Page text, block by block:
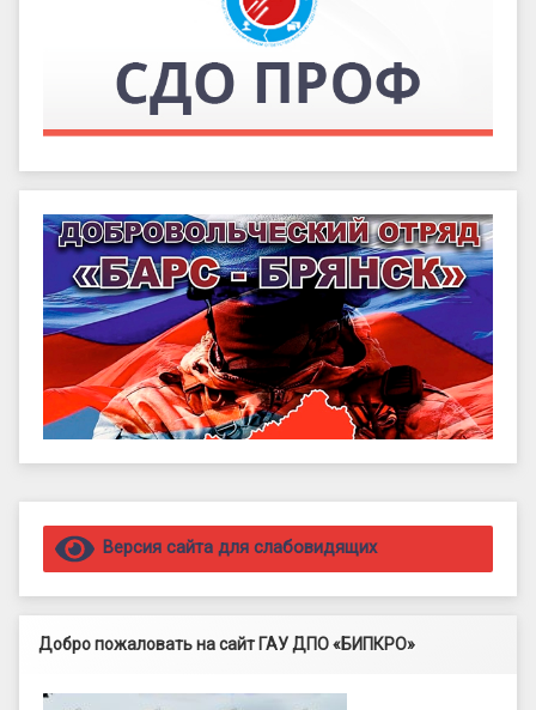
Правый сайдбар
Версия сайта для слабовидящих
Добро пожаловать на сайт ГАУ ДПО «БИПКРО»